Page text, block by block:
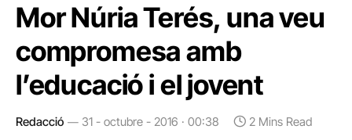
Mor Núria Terés, una veu
compromesa amb
l’educació i el jovent
Redacció 31 - octubre - 2016 · 00:38 2 Mins Read